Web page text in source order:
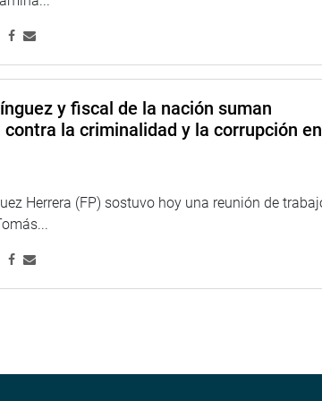
y fiscal de la nación suman
la criminalidad y la corrupción en
Herrera (FP) sostuvo hoy una reunión de